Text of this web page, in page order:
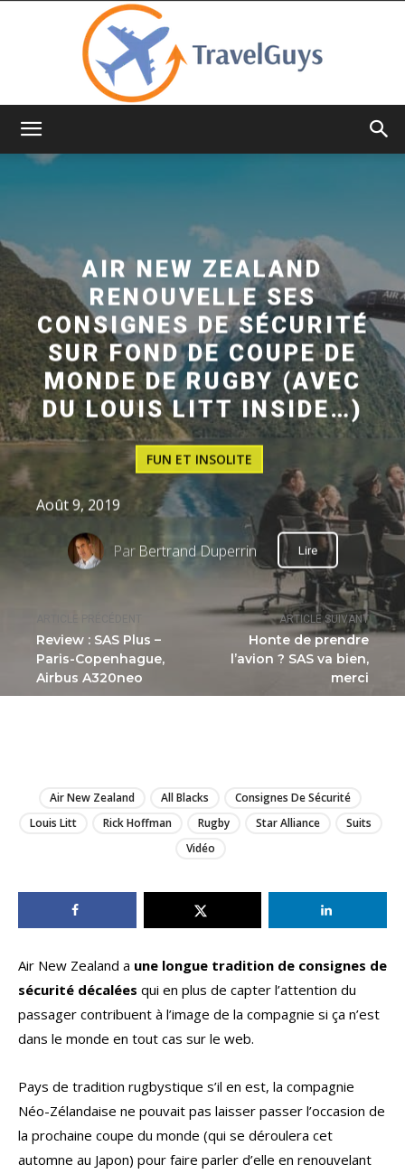
Review : SAS Plus –
Paris-Copenhague,
Airbus A320neo
ARTICLE SUIVANT
Honte de prendre
l’avion ? SAS va bien,
merci
AIR NEW ZEALAND
RENOUVELLE SES
CONSIGNES DE SÉCURITÉ
SUR FOND DE COUPE DE
MONDE DE RUGBY (AVEC
DU LOUIS LITT INSIDE…)
FUN ET INSOLITE
Août 9, 2019
Par Bertrand Duperrin Lire
Air New Zealand All Blacks
Consignes De Sécurité
Louis Litt
Rick Hoffman Rugby Star Alliance
Suits
Vidéo
Air New Zealand a une longue tradition de consignes de
sécurité décalées qui en plus de capter l’attention du
passager contribuent à l’image de la compagnie si ça n’est
dans le monde en tout cas sur le web.
Pays de tradition rugbystique s’il en est, la compagnie
Néo-Zélandaise ne pouvait pas laisser passer l’occasion de
la prochaine coupe du monde (qui se déroulera cet
automne au Japon) pour faire parler d’elle en renouvelant